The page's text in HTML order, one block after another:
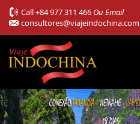
Call+84 977 311 466 Ou Email
consultores@viajeindochina.com